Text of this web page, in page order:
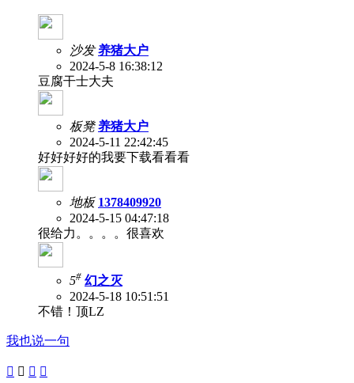
沙发 养猪大户
2024-5-8 16:38:12
豆腐干士大夫
板凳 养猪大户
2024-5-11 22:42:45
好好好好的我要下载看看看
地板 1378409920
2024-5-15 04:47:18
很给力。。。。很喜欢
5# 幻之灭
2024-5-18 10:51:51
不错！顶LZ
我也说一句
   